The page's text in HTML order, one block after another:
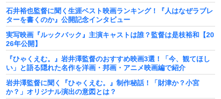
石井裕也監督に聞く生涯ベスト映画ランキング！『人はなぜラブレ
ターを書くのか』公開記念インタビュー
実写映画『ルックバック』主演キャストは誰？監督は是枝裕和【20
26年公開】
『ひゃくえむ。』岩井澤監督のおすすめ映画3選！「今、観てほし
い」と語る隠れた名作を洋画・邦画・アニメ映画編で紹介
岩井澤監督に聞く『ひゃくえむ。』制作秘話！「財津か？小宮
か？」オリジナル演出の意図とは？